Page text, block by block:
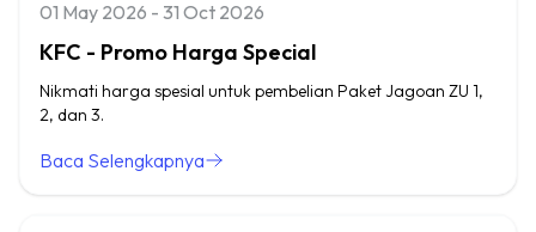
01 May 2026 - 31 Oct 2026
KFC - Promo Harga Special
Nikmati harga spesial untuk pembelian Paket Jagoan ZU 1,
2, dan 3.
Baca Selengkapnya